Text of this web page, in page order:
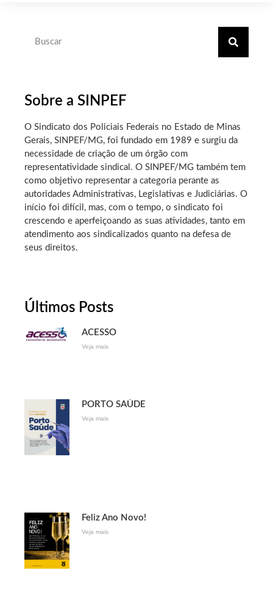
Sobre a SINPEF
O Sindicato dos Policiais Federais no Estado de Minas
Gerais, SINPEF/MG, foi fundado em 1989 e surgiu da
necessidade de criação de um órgão com
representatividade sindical. O SINPEF/MG também tem
como objetivo representar a categoria perante as
autoridades Administrativas, Legislativas e Judiciárias. O
início foi difícil, mas, com o tempo, o sindicato foi
crescendo e aperfeiçoando as suas atividades, tanto em
atendimento aos sindicalizados quanto na defesa de
seus direitos.
Últimos Posts
ACESSO
Veja mais
PORTO SAÚDE
Veja mais
Feliz Ano Novo!
Veja mais